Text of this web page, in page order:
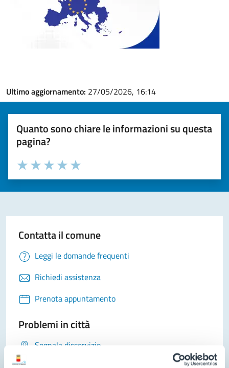
Ultimo aggiornamento: 27/05/2026, 16:14
Quanto sono chiare le informazioni su questa
pagina?
Valuta la chiarezza delle informazioni (da 1 a 5 stelle)
Seleziona il numero di stelle per valutare la chiarezza delle
Valuta 5 stelle su 5
Valuta 4 stelle su 5
Valuta 3 stelle su 5
Valuta 2 stelle su 5
Valuta 1 stelle su 5
Contatta il comune
Leggi le domande frequenti
Richiedi assistenza
Prenota appuntamento
Problemi in città
Segnala disservizio